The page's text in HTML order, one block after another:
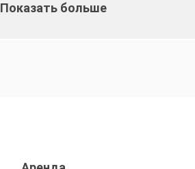
Показать больше